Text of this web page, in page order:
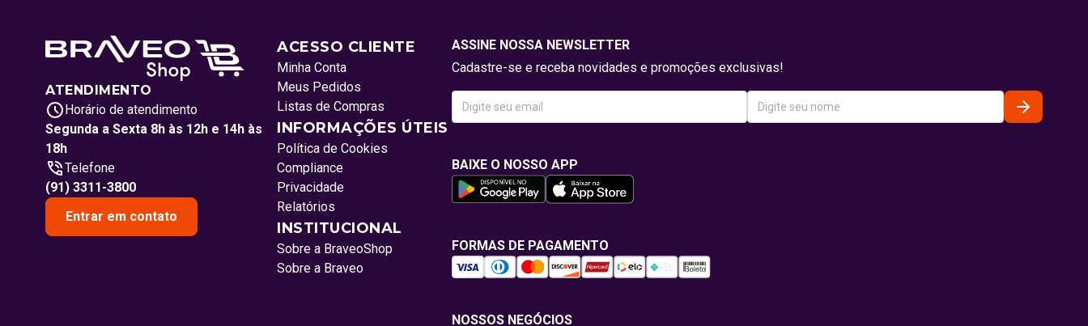
ATENDIMENTO
Horário de atendimento
Segunda a Sexta 8h às 12h e 14h às
18h
Telefone
(91) 3311-3800
Entrar em contato
ACESSO CLIENTE
Minha Conta
Meus Pedidos
Listas de Compras
INFORMAÇÕES ÚTEIS
Política de Cookies
Compliance
Privacidade
Relatórios
INSTITUCIONAL
Sobre a BraveoShop
Sobre a Braveo
ASSINE NOSSA NEWSLETTER
Cadastre-se e receba novidades e promoções exclusivas!
BAIXE O NOSSO APP
FORMAS DE PAGAMENTO
NOSSOS NEGÓCIOS